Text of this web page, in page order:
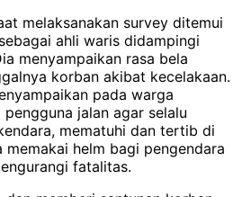
melaksanakan survey ditemui
ahli waris didampingi
menyampaikan rasa bela
korban akibat kecelakaan.
pada warga
jalan agar selalu
mematuhi dan tertib di
memakai helm bagi pengendara
fatalitas.